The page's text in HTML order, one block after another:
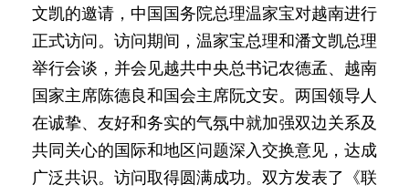
文凯的邀请，中国国务院总理温家宝对越南进行
正式访问。访问期间，温家宝总理和潘文凯总理
举行会谈，并会见越共中央总书记农德孟、越南
国家主席陈德良和国会主席阮文安。两国领导人
在诚挚、友好和务实的气氛中就加强双边关系及
共同关心的国际和地区问题深入交换意见，达成
广泛共识。访问取得圆满成功。双方发表了《联